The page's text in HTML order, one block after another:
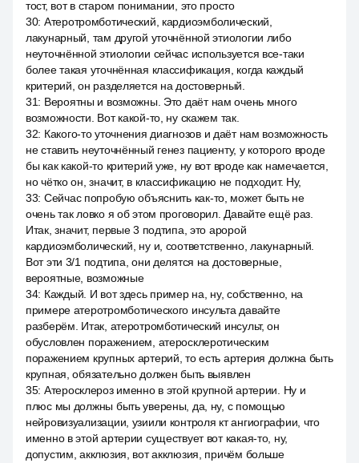
тост, вот в старом понимании, это просто
30: Атеротромботический, кардиоэмболический,
лакунарный, там другой уточнённой этиологии либо
неуточнённой этиологии сейчас используется все-таки
более такая уточнённая классификация, когда каждый
критерий, он разделяется на достоверный.
31: Вероятны и возможны. Это даёт нам очень много
возможности. Вот какой-то, ну скажем так.
32: Какого-то уточнения диагнозов и даёт нам возможность
не ставить неуточнённый генез пациенту, у которого вроде
бы как какой-то критерий уже, ну вот вроде как намечается,
но чётко он, значит, в классификацию не подходит. Ну,
33: Сейчас попробую объяснить как-то, может быть не
очень так ловко я об этом проговорил. Давайте ещё раз.
Итак, значит, первые 3 подтипа, это аророй
кардиоэмболический, ну и, соответственно, лакунарный.
Вот эти 3/1 подтипа, они делятся на достоверные,
вероятные, возможные
34: Каждый. И вот здесь пример на, ну, собственно, на
примере атеротромботического инсульта давайте
разберём. Итак, атеротромботический инсульт, он
обусловлен поражением, атеросклеротическим
поражением крупных артерий, то есть артерия должна быть
крупная, обязательно должен быть выявлен
35: Атеросклероз именно в этой крупной артерии. Ну и
плюс мы должны быть уверены, да, ну, с помощью
нейровизуализации, узиили контроля кт ангиографии, что
именно в этой артерии существует вот какая-то, ну,
допустим, акклюзия, вот акклюзия, причём больше